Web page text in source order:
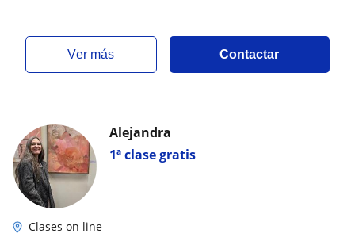
ver más Contactar
1ª clase gratis
Alejandra
Clases on line